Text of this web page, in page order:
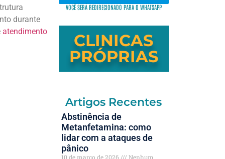
durante
atendimento
VOCÊ SERÁ REDIRECIONADO PARA O WHATSAPP
CLINICAS
PRÓPRIAS
Artigos Recentes
Abstinência de
Metanfetamina: como
lidar com a ataques de
pânico
10 de março de 2026
Nenhum